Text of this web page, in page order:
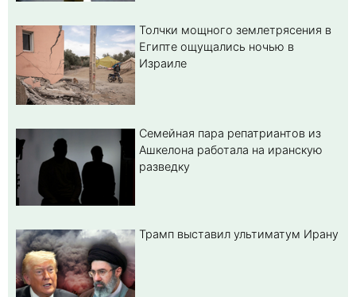
Толчки мощного землетрясения в
Египте ощущались ночью в
Израиле
Семейная пара репатриантов из
Ашкелона работала на иранскую
разведку
Трамп выставил ультиматум Ирану